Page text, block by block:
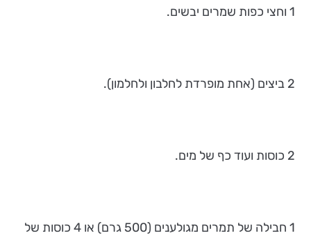
1 וחצי כפות שמרים יבשים.
2 ביצים (אחת מופרדת לחלבון ולחלמון).
2 כוסות ועוד כף של מים.
1 חבילה של תמרים מגולענים (500 גרם) או 4 כוסות של